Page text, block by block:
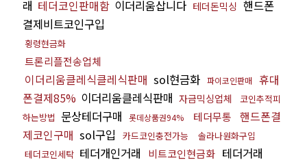
래 테더코인판매함 이더리움삽니다 테더돈믹싱 핸드폰
결제비트코인구입
횡령현금화
트론리플전송업체
이더리움클레식클레식판매 sol현금화 파이코인판매
휴대
폰결제85% 이더리움클레식판매 자금믹싱업체
코인추적피
하는방법 문상테더구매 롯데상품권94% 테더무통
핸드폰결
제코인구매 sol구입 카드코인충전가능
솔라나원화구입
테더코인세탁 테더개인거래 비트코인현금화 테더거래